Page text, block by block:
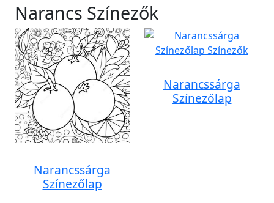
Narancs Színezők
Narancssárga
Színezőlap
Narancssárga
Színezőlap